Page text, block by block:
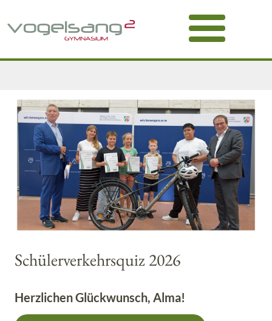
Schülerverkehrsquiz 2026
Herzlichen Glückwunsch, Alma!